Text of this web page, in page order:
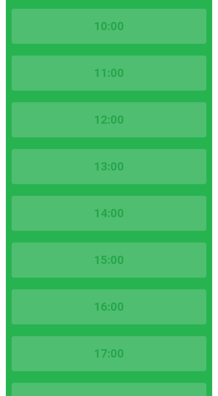
10:00
11:00
12:00
13:00
14:00
15:00
16:00
17:00